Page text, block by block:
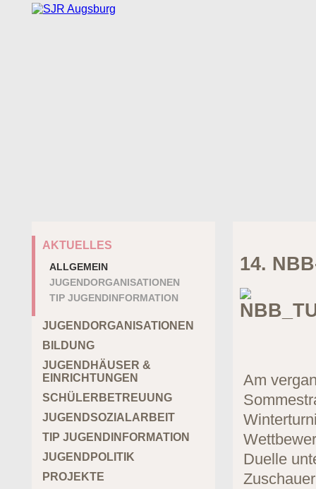
AKTUELLES
ALLGEMEIN
JUGENDORGANISATIONEN
TIP JUGENDINFORMATION
JUGENDORGANISATIONEN
BILDUNG
JUGENDHÄUSER &
EINRICHTUNGEN
SCHÜLERBETREUUNG
JUGENDSOZIALARBEIT
TIP JUGENDINFORMATION
JUGENDPOLITIK
PROJEKTE
14.
Am
Duelle